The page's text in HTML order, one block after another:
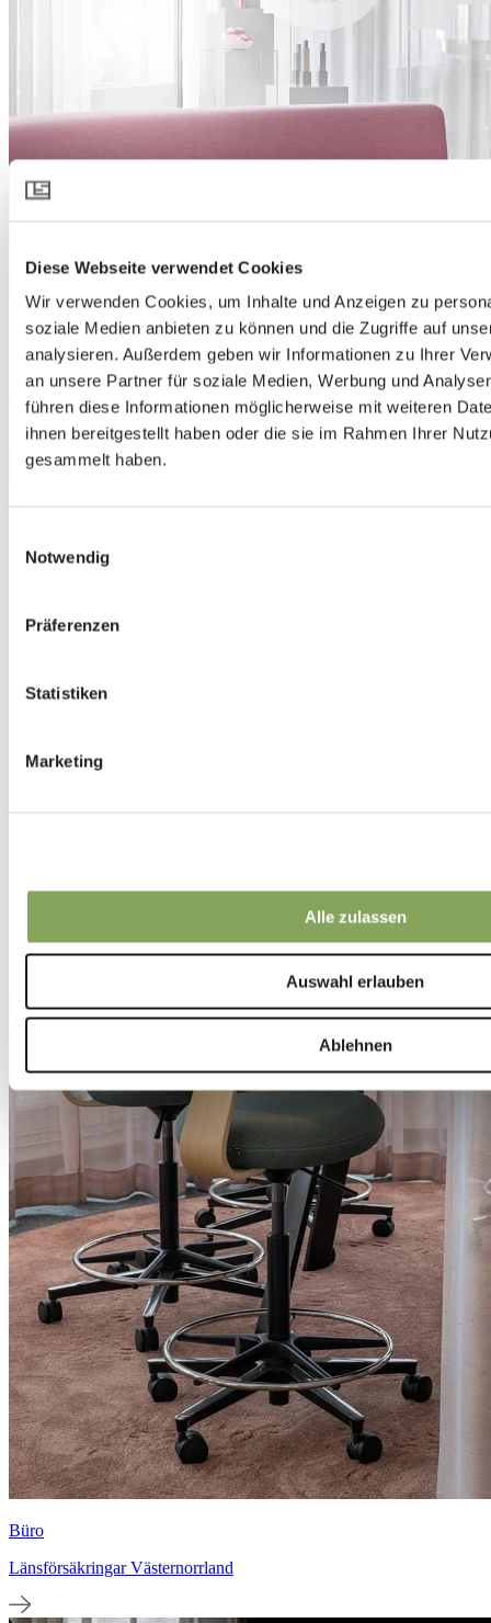
Diese Webseite verwendet Cookies
Wir verwenden Cookies, um Inhalte und Anzeigen zu
soziale Medien anbieten zu können und die Zugriffe auf
analysieren. Außerdem geben wir Informationen zu Ihrer
an unsere Partner für soziale Medien, Werbung und
führen diese Informationen möglicherweise mit weiteren
ihnen bereitgestellt haben oder die sie im Rahmen Ihrer
gesammelt haben.
Notwendig
Präferenzen
Statistiken
Marketing
Alle zulassen
Auswahl erlauben
Ablehnen
Büro
Büro
Länsförsäkringar Västernorrland